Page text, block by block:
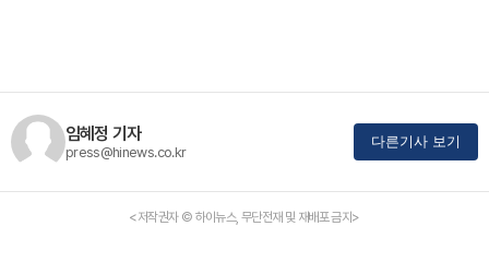
임혜정 기자
press@hinews.co.kr
다른기사 보기
<저작권자 © 하이뉴스, 무단전재 및 재배포 금지>